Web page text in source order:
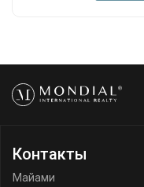
Контакты
Майами